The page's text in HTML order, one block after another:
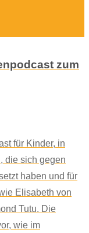
zum
für Kinder, in
die sich gegen
haben und für
Elisabeth von
Tutu. Die
wie im